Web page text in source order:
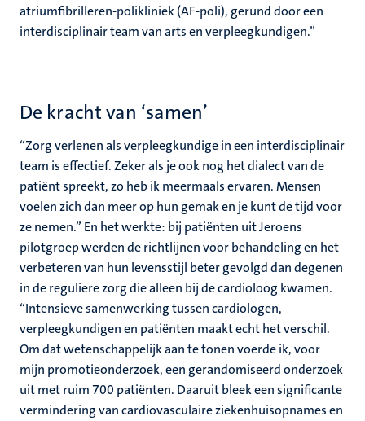
atriumfibrilleren-polikliniek (AF-poli), gerund door een
interdisciplinair team van arts en verpleegkundigen.”
De kracht van ‘samen’
“Zorg verlenen als verpleegkundige in een interdisciplinair
team is effectief. Zeker als je ook nog het dialect van de
patiënt spreekt, zo heb ik meermaals ervaren. Mensen
voelen zich dan meer op hun gemak en je kunt de tijd voor
ze nemen.” En het werkte: bij patiënten uit Jeroens
pilotgroep werden de richtlijnen voor behandeling en het
verbeteren van hun levensstijl beter gevolgd dan degenen
in de reguliere zorg die alleen bij de cardioloog kwamen.
“Intensieve samenwerking tussen cardiologen,
verpleegkundigen en patiënten maakt echt het verschil.
Om dat wetenschappelijk aan te tonen voerde ik, voor
mijn promotieonderzoek, een gerandomiseerd onderzoek
uit met ruim 700 patiënten. Daaruit bleek een significante
vermindering van cardiovasculaire ziekenhuisopnames en